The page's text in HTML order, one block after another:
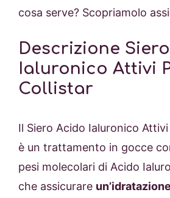
cosa serve? Scopriamolo
Descrizione
Ialuronico Attivi
Collistar
Il Siero Acido Ialuronico
è un trattamento in gocce
pesi molecolari di Acido
che assicurare